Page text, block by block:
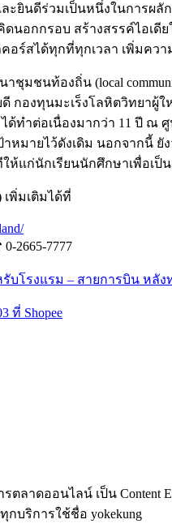
ยินดีร่วมเป็นหนึ่งในการผ
คิดนอกกรอบ สร้างสรรค์ไอ
อร์สได้ทุกที่ทุกเวลา เพิ่มค
ชุมชนท้องถิ่น (local
กองทุนมะเร็งโลหิตวิทยาผู้
ทำต่อเนื่องมากว่า 11 ปี ณ
หมายไว้ดังเดิม นอกจากนี้
ห้แก่นักเรียนนักศึกษาเพื่อเ
พิ่มเติมได้ที่
2665-7777
บโรงแรม – สายการบิน หลั
ที่ Shopee
าดออนไลน์ เป็น Content
ทุกบริการใช้ชื่อ yokekung